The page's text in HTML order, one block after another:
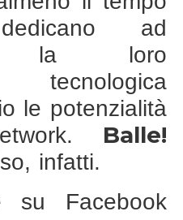
ad
la loro
tecnologica
le potenzialità
Balle!
infatti.
su Facebook